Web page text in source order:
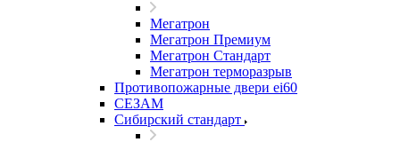
Мегатрон
Мегатрон Премиум
Мегатрон Стандарт
Мегатрон терморазрыв
Противопожарные двери ei60
СЕЗАМ
Сибирский стандарт